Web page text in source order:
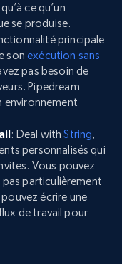
ce qu’un
se produise.
principale
sonexécution sans
pas besoin de
Pipedream
environnement
: Deal withString,
personnalisés qui
Vous pouvez
pas particulièrement
écrire une
de travail pour